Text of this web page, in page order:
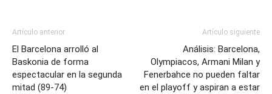
Artículo anterior
El Barcelona arrolló al
Baskonia de forma
espectacular en la segunda
mitad (89-74)
Artículo siguiente
Análisis: Barcelona,
Olympiacos, Armani Milan y
Fenerbahce no pueden faltar
en el playoff y aspiran a estar